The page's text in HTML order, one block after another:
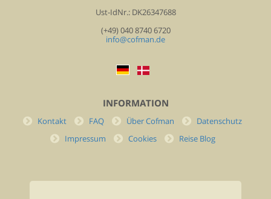
Ust-IdNr.: DK26347688
(+49) 040 8740 6720
info@cofman.de
INFORMATION
Kontakt FAQ Über Cofman
Datenschutz
Impressum
Cookies Reise Blog